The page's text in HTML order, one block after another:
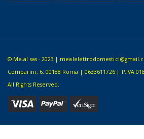
© Me.al sas - 2023 |
Comparini, 6, 00188 Roma | 0633611726 | P.IVA
All Rights Reserved.